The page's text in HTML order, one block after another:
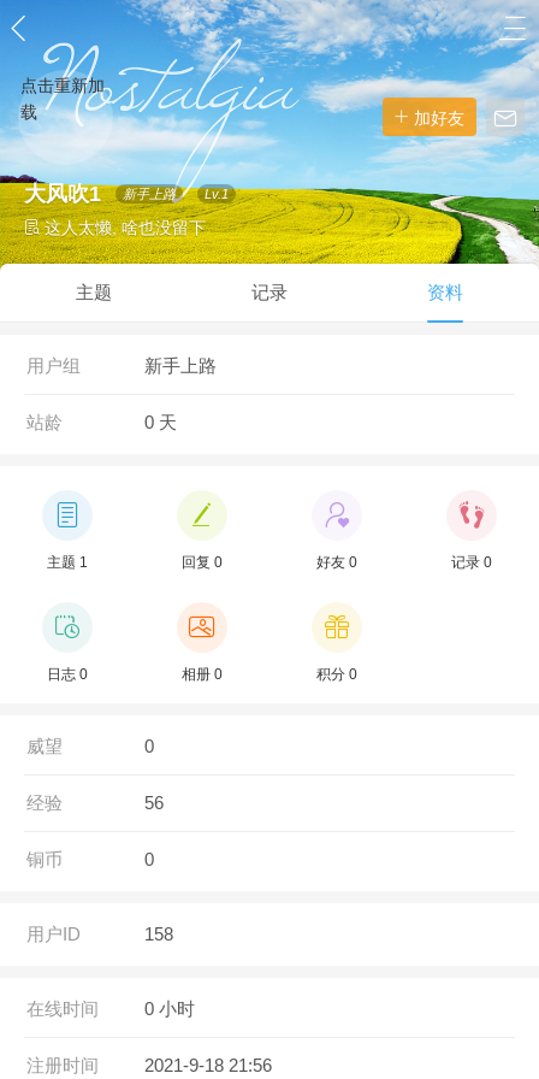
点击重新加
载
加好友
大风吹1 新手上路 Lv.1
这人太懒, 啥也没留下
主题 记录 资料
用户组 新手上路
站龄 0 天
主题 1 回复 0 好友 0 记录 0
日志 0 相册 0 积分 0
威望 0
经验 56
铜币 0
用户ID 158
在线时间 0 小时
注册时间 2021-9-18 21:56